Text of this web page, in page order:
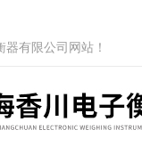
有限公司网站！